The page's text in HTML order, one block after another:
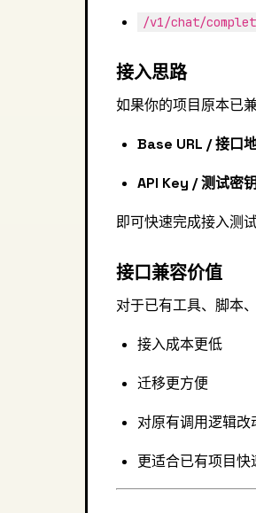
/v1/chat/
接入思路
如果你的项目原本已
Base URL / 接口
API Key / 测试密钥
即可快速完成接入测试
接口兼容价值
对于已有工具、脚本
接入成本更低
迁移更方便
对原有调用逻辑改
更适合已有项目